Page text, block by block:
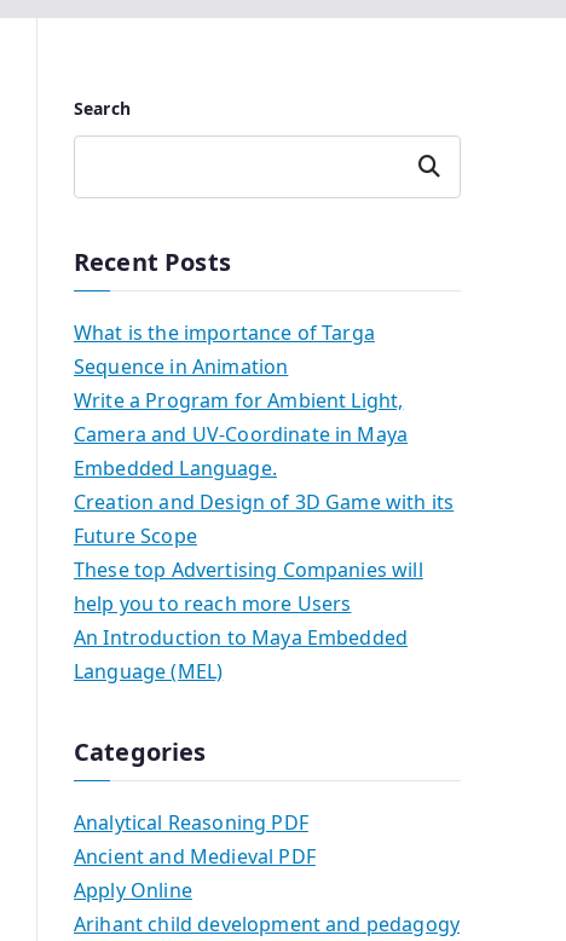
Search
Search
Recent Posts
What is the importance of Targa
Sequence in Animation
Write a Program for Ambient Light,
Camera and UV-Coordinate in Maya
Embedded Language.
Creation and Design of 3D Game with its
Future Scope
These top Advertising Companies will
help you to reach more Users
An Introduction to Maya Embedded
Language (MEL)
Categories
Analytical Reasoning PDF
Ancient and Medieval PDF
Apply Online
Arihant child development and pedagogy